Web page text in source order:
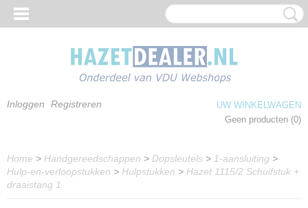
Inloggen Registreren
UW WINKELWAGEN
Geen producten (0)
Home > Handgereedschappen > Dopsleutels > 1-aansluiting >
Hulp-en-verloopstukken > Hulpstukken > Hazet 1115/2 Schuifstuk +
draaistang 1